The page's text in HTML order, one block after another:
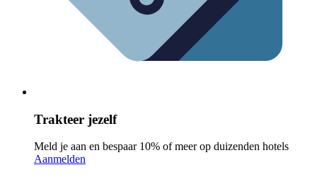
Trakteer jezelf
Meld je aan en bespaar 10% of meer op duizenden hotels
Aanmelden